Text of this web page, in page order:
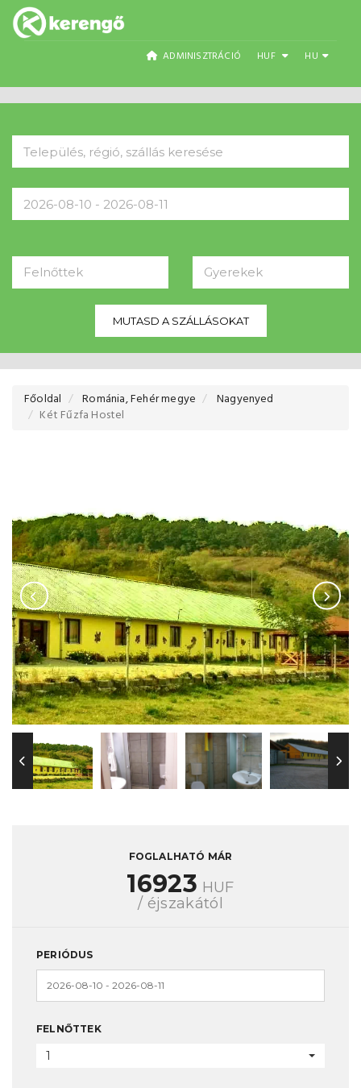
ADMINISZTRÁCIÓ HUF HU
Felnőttek Gyerekek
MUTASD A SZÁLLÁSOKAT
Főoldal Románia, Fehér megye
Nagyenyed
Két Fűzfa Hostel
FOGLALHATÓ MÁR
16923 HUF
/ éjszakától
PERIÓDUS
FELNŐTTEK
1